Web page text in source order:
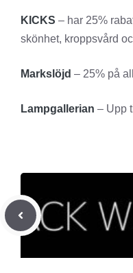
KICKS – har 25%
skönhet, kroppsvård
Markslöjd – 25% på
Lampgallerian – Upp